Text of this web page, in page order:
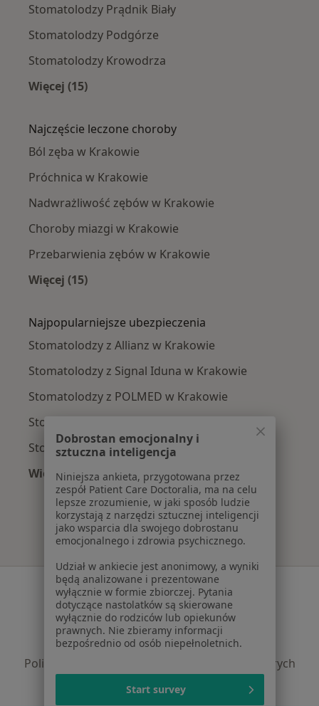
Stomatolodzy Prądnik Biały
Stomatolodzy Podgórze
Stomatolodzy Krowodrza
Więcej (15)
Najczęście leczone choroby
Ból zęba w Krakowie
Próchnica w Krakowie
Nadwrażliwość zębów w Krakowie
Choroby miazgi w Krakowie
Przebarwienia zębów w Krakowie
Więcej (15)
Najpopularniejsze ubezpieczenia
Stomatolodzy z Allianz w Krakowie
Stomatolodzy z Signal Iduna w Krakowie
Stomatolodzy z POLMED w Krakowie
Stomatolodzy z NFZ w Krakowie
Stomatolodzy z Medicover w Krakowie
Więcej (1)
Więcej w kategorii: Najpopularniejsze
Serwis
Regulamin
Polityka prywatności pacjentów
Polityka prywatności profesjonalistów
Polityka prywatności dla profesjonalistów, których
Polityka cookies
Dobrostan emocjonalny i
sztuczna inteligencja
Niniejsza ankieta, przygotowana przez
zespół Patient Care Doctoralia, ma na celu
lepsze zrozumienie, w jaki sposób ludzie
korzystają z narzędzi sztucznej inteligencji
jako wsparcia dla swojego dobrostanu
emocjonalnego i zdrowia psychicznego.
Udział w ankiecie jest anonimowy, a wyniki
będą analizowane i prezentowane
wyłącznie w formie zbiorczej. Pytania
dotyczące nastolatków są skierowane
wyłącznie do rodziców lub opiekunów
prawnych. Nie zbieramy informacji
bezpośrednio od osób niepełnoletnich.
Start survey